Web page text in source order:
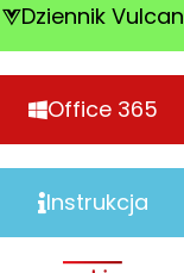
Dziennik Vulcan
Office 365
Instrukcja